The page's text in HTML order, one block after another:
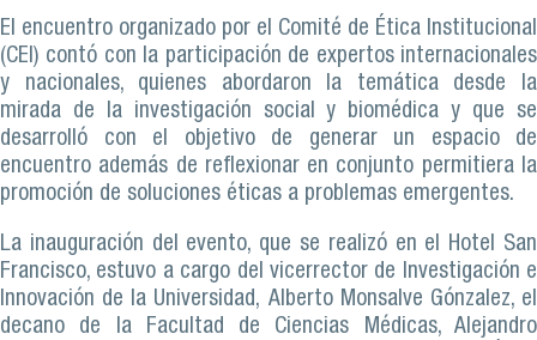
El encuentro organizado por el Comité de Ética Institucional
(CEI) contó con la participación de expertos internacionales
y nacionales, quienes abordaron la temática desde la
mirada de la investigación social y biomédica y que se
desarrolló con el objetivo de generar un espacio de
encuentro además de reflexionar en conjunto permitiera la
promoción de soluciones éticas a problemas emergentes.
La inauguración del evento, que se realizó en el Hotel San
Francisco, estuvo a cargo del vicerrector de Investigación e
Innovación de la Universidad, Alberto Monsalve Gónzalez, el
decano de la Facultad de Ciencias Médicas, Alejandro